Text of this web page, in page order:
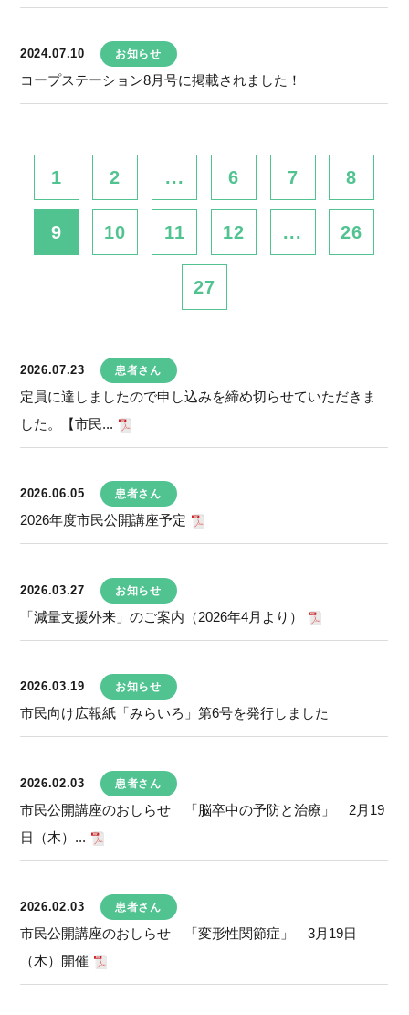
2024.07.10 お知らせ
コープステーション8月号に掲載されました！
1 2 ... 6 7 8
9 10 11 12 ... 26
27
2026.07.23 患者さん
定員に達しましたので申し込みを締め切らせていただきま
した。【市民...
2026.06.05 患者さん
2026年度市民公開講座予定
2026.03.27 お知らせ
「減量支援外来」のご案内（2026年4月より）
2026.03.19 お知らせ
市民向け広報紙「みらいろ」第6号を発行しました
2026.02.03 患者さん
市民公開講座のおしらせ 「脳卒中の予防と治療」 2月19
日（木）...
2026.02.03 患者さん
市民公開講座のおしらせ 「変形性関節症」 3月19日
（木）開催